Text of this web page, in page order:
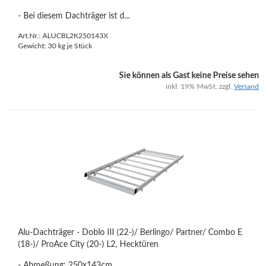
- Bei diesem Dachträger ist d...
Art.Nr.: ALUCBL2K250143X
Gewicht: 30 kg je Stück
Sie können als Gast keine Preise sehen
inkl. 19% MwSt. zzgl. Versand
Alu-Dachträger - Doblo III (22-)/ Berlingo/ Partner/ Combo E
(18-)/ ProAce City (20-) L2, Hecktüren